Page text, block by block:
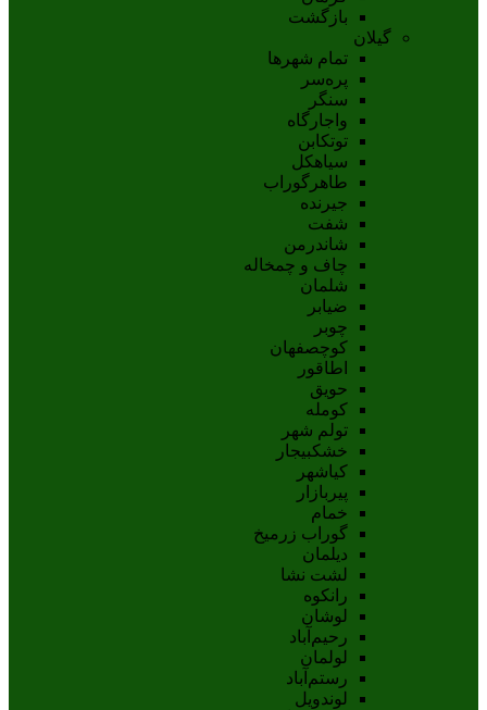
بازگشت
گیلان
تمام شهر‌ها
پره‌سر
سنگر
واجارگاه
توتکابن
سیاهکل
طاهرگوراب
جیرنده
شفت
شاندرمن
چاف و چمخاله
شلمان
ضیابر
چوبر
کوچصفهان
اطاقور
حویق
کومله
تولم شهر
خشکبیجار
کیاشهر
پیربازار
خمام
گوراب زرمیخ
دیلمان
لشت نشا
رانکوه
لوشان
رحیم‌آباد
لولمان
رستم‌آباد
لوندویل